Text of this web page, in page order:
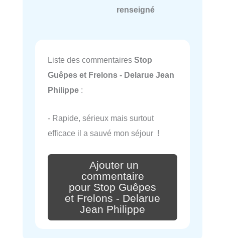
renseigné
Liste des commentaires Stop
Guêpes et Frelons - Delarue Jean
Philippe :
- Rapide, sérieux mais surtout
efficace il a sauvé mon séjour !
Ajouter un
commentaire
pour Stop Guêpes
et Frelons - Delarue
Jean Philippe